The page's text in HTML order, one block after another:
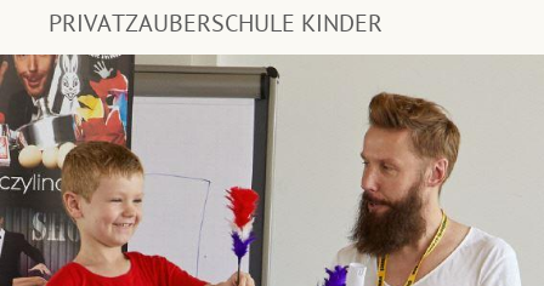
PRIVATZAUBERSCHULE KINDER